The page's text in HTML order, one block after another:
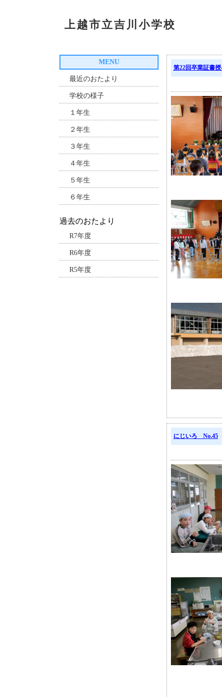
上越市立吉川小学校
MENU
最近のおたより
学校の様子
１年生
２年生
３年生
４年生
５年生
６年生
過去のおたより
R7年度
R6年度
R5年度
第22回卒業証書
にじいろ No.45